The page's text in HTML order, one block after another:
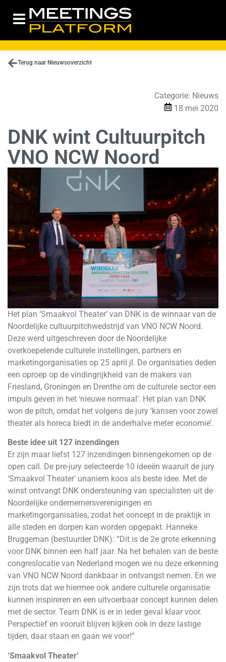
Terug naar Nieuwsoverzicht
Categorie: Nieuws
18 mei 2020
DNK wint Cultuurpitch
VNO NCW Noord
Het plan ‘Smaakvol Theater’ van DNK is de winnaar van de
Noordelijke cultuurpitchwedstrijd van VNO NCW Noord.
Deze werd uitgeschreven door de Noordelijke
overkoepelende culturele instellingen, partners en
marketingorganisaties op 25 april jl. De organisaties deden
een oproep op de vindingrijkheid van de makers van
Friesland, Groningen en Drenthe om de culturele sector een
impuls geven in het ‘nieuwe normaal’. Het plan van DNK
won de pitch, omdat het volgens de jury ‘kansen voor zowel
theater als horeca biedt in de anderhalve meter economie’.
Beste idee uit 127 inzendingen
Er zijn maar liefst 127 inzendingen binnengekomen op de
open call. De pre-jury selecteerde 10 ideeën waaruit de jury
‘Smaakvol Theater’ unaniem koos als beste idee. Met de
winst ontvangt DNK ondersteuning van specialisten uit de
Noordelijke ondernemersverenigingen en
marketingorganisaties, zodat het concept in de praktijk in
alle steden en dorpen kan worden opgepakt. Hanneke
Bruggeman (bestuurder DNK): “Dit is de 2e grote erkenning
voor DNK binnen een half jaar. Na het behalen van de beste
congreslocatie van Nederland mogen we nu deze erkenning
van VNO NCW Noord dankbaar in ontvangst nemen. En we
zijn trots dat we hiermee ook andere culturele organisatie
kunnen inspireren en een uitvoerbaar concept kunnen delen
met de sector. Team DNK is er in ieder geval klaar voor.
Perspectief en vooruit blijven kijken ook in deze lastige
tijden, daar staan en gaan we voor!”
‘Smaakvol Theater’